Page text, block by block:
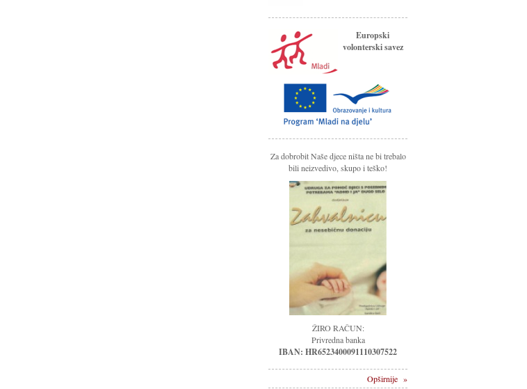
Europski
volonterski savez
Za dobrobit Naše djece ništa ne bi trebalo
bili neizvedivo, skupo i teško!
ŽIRO RAČUN:
Privredna banka
IBAN: HR6523400091110307522
Opširnije »